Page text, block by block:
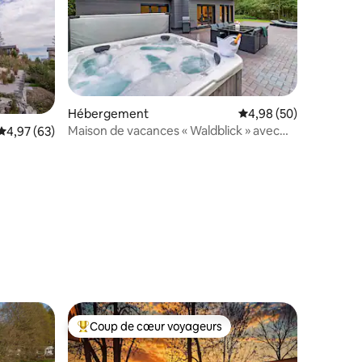
: 4,98 sur 5
moyenne sur la base de 63 commentaires : 4,97 sur 5
4,97 (63)
Hébergement Évaluation moyenne
4,98 (50)
Maison de vacances « Waldblick » avec
Coups de cœur voyageurs les plus appréciés
Coup de cœur voyageurs